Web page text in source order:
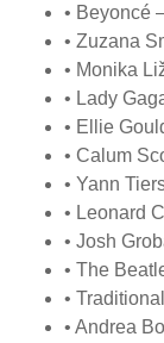
• Beyoncé
• Zuzana
• Monika
• Lady
• Ellie
• Calum
• Yann
• Leonard
• Josh
• The
•
• Andrea